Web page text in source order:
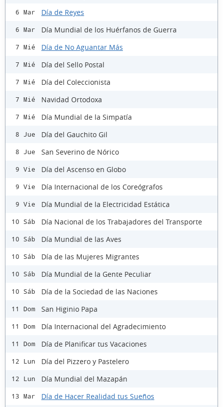
6 Mar Día de Reyes
6 Mar Día Mundial de los Huérfanos de Guerra
7 Mié Día de No Aguantar Más
7 Mié Día del Sello Postal
7 Mié Día del Coleccionista
7 Mié Navidad Ortodoxa
7 Mié Día Mundial de la Simpatía
8 Jue Día del Gauchito Gil
8 Jue San Severino de Nórico
9 Vie Día del Ascenso en Globo
9 Vie Día Internacional de los Coreógrafos
9 Vie Día Mundial de la Electricidad Estática
10 Sáb Día Nacional de los Trabajadores del Transporte
10 Sáb Día Mundial de las Aves
10 Sáb Día de las Mujeres Migrantes
10 Sáb Día Mundial de la Gente Peculiar
10 Sáb Día de la Sociedad de las Naciones
11 Dom San Higinio Papa
11 Dom Día Internacional del Agradecimiento
11 Dom Día de Planificar tus Vacaciones
12 Lun Día del Pizzero y Pastelero
12 Lun Día Mundial del Mazapán
13 Mar Día de Hacer Realidad tus Sueños